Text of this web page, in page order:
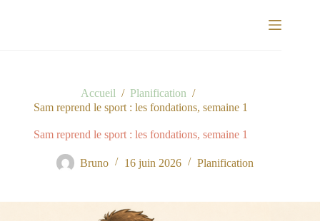
Accueil / Planification /
Sam reprend le sport : les fondations, semaine 1
Sam reprend le sport : les fondations, semaine 1
Bruno 16 juin 2026 Planification